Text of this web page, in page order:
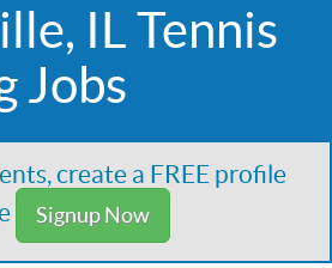
IL Tennis
Jobs
create a FREE profile
Signup Now